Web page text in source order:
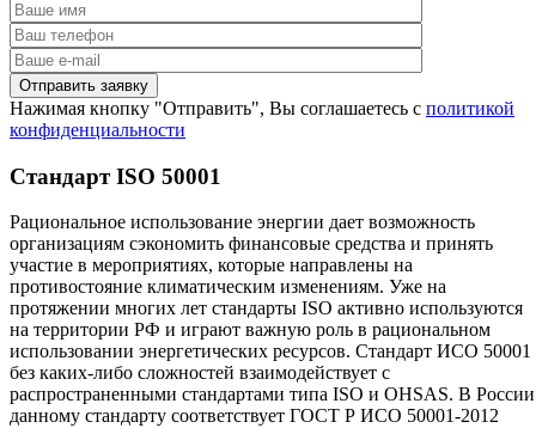
Нажимая кнопку "Отправить", Вы соглашаетесь с политикой
конфиденциальности
Стандарт ISO 50001
Рациональное использование энергии дает возможность
организациям сэкономить финансовые средства и принять
участие в мероприятиях, которые направлены на
противостояние климатическим изменениям. Уже на
протяжении многих лет стандарты ISO активно используются
на территории РФ и играют важную роль в рациональном
использовании энергетических ресурсов. Стандарт ИСО 50001
без каких-либо сложностей взаимодействует с
распространенными стандартами типа ISO и OHSAS. В России
данному стандарту соответствует ГОСТ Р ИСО 50001-2012